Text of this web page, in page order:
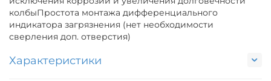
колбыПростота монтажа дифференциального
индикатора загрязнения (нет необходимости
сверления доп. отверстия)
Характеристики